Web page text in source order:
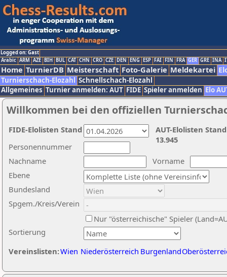
Logged on: Gast
Arabic ARM AZE BIH BUL CAT CHN CRO CZE DEN ENG ESP FAI FIN FRA GER GRE INA
Home TurnierDB Meisterschaft Foto-Galerie Meldekartei
Turnierschach-Elozahl Schnellschach-Elozahl
Allgemeines Turnier anmelden: AUT FIDE Spieler anmelden Elo
Willkommen bei den offiziellen
Nachname
Vorname
Ebene
Sortierung
Personennummer
Bundesland
Spgem./Kreis/Verein
Nur "österreichische" Spieler
Vereinslisten:Wien Niederösterreich Burgenland
AUT-Elolisten
13.945
FIDE-Elolisten Stand